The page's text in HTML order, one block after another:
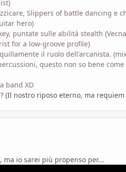
Slippers of battle dancing e
hero)
puntate sulle abilità stealth
for a low-groove profile)
il ruolo dell'arcanista.
questo non so bene
band XD
(Il nostro riposo eterno, ma
ma io sarei più propenso per...